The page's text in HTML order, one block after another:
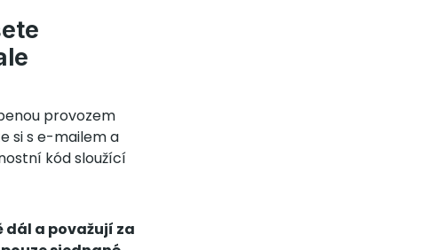
provozem
si s e-mailem a
kód sloužící
dál a považují za